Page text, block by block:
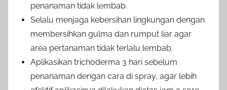
penanaman tidak lembab.
Selalu menjaga kebersihan lingkungan dengan
membersihkan gulma dan rumput liar agar
area pertanaman tidak terlalu lembab.
Aplikasikan trichoderma 3 hari sebelum
penanaman dengan cara di spray, agar lebih